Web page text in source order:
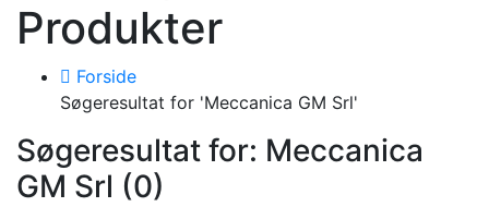
Produkter
Forside
Søgeresultat for 'Meccanica GM Srl'
Søgeresultat for: Meccanica
GM Srl (0)